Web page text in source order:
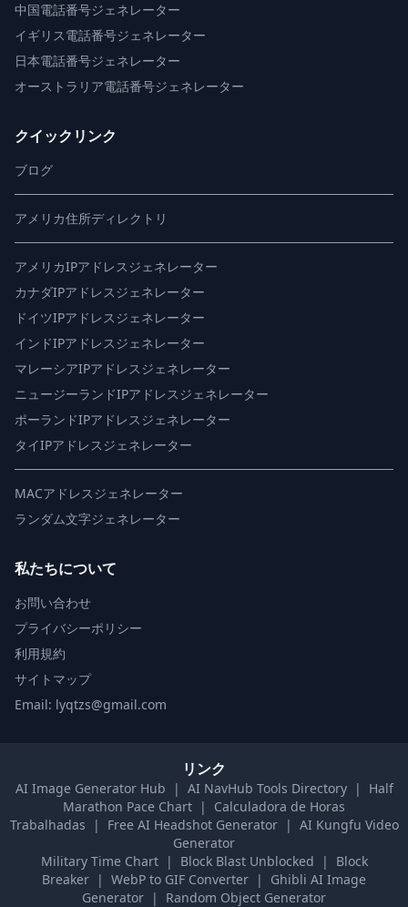
中国電話番号ジェネレーター
イギリス電話番号ジェネレーター
日本電話番号ジェネレーター
オーストラリア電話番号ジェネレーター
クイックリンク
ブログ
アメリカ住所ディレクトリ
アメリカIPアドレスジェネレーター
カナダIPアドレスジェネレーター
ドイツIPアドレスジェネレーター
インドIPアドレスジェネレーター
マレーシアIPアドレスジェネレーター
ニュージーランドIPアドレスジェネレーター
ポーランドIPアドレスジェネレーター
タイIPアドレスジェネレーター
MACアドレスジェネレーター
ランダム文字ジェネレーター
私たちについて
お問い合わせ
プライバシーポリシー
利用規約
サイトマップ
Email: lyqtzs@gmail.com
リンク
AI Image Generator Hub | AI NavHub Tools Directory |
Half
Marathon Pace Chart |
Calculadora de Horas
Trabalhadas
| Free AI Headshot Generator | AI Kungfu Video
Generator
Military Time Chart
| Block Blast Unblocked |
Block
Breaker | WebP to GIF Converter |
Ghibli AI Image
Generator | Random Object Generator